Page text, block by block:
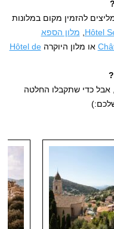
להזמין מקום במלונות
, מלון הספא
או מלון היוקרהHôtel de
אבל כדי שתקבלו החלטה